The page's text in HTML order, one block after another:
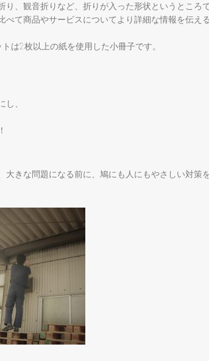
、観音折りなど、折りが入った形状というところで
て商品やサービスについてより詳細な情報を伝え
は2枚以上の紙を使用した小冊子です。
、
きな問題になる前に、鳩にも人にもやさしい対策